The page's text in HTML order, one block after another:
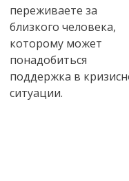
переживаете за
близкого человека,
которому может
понадобиться
поддержка в
ситуации.